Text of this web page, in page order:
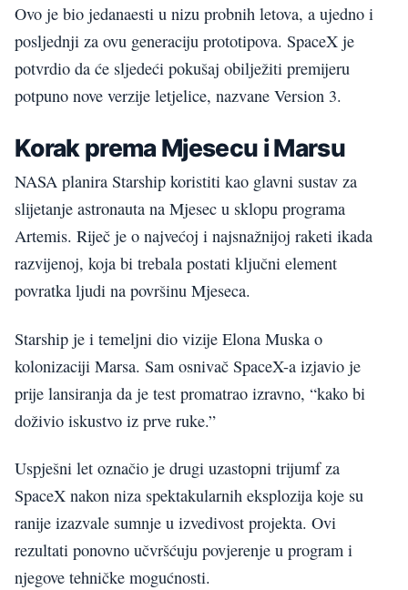
Ovo je bio jedanaesti u nizu probnih letova, a ujedno i
posljednji za ovu generaciju prototipova. SpaceX je
potvrdio da će sljedeći pokušaj obilježiti premijeru
potpuno nove verzije letjelice, nazvane Version 3.
Korak prema Mjesecu i Marsu
NASA planira Starship koristiti kao glavni sustav za
slijetanje astronauta na Mjesec u sklopu programa
Artemis. Riječ je o najvećoj i najsnažnijoj raketi ikada
razvijenoj, koja bi trebala postati ključni element
povratka ljudi na površinu Mjeseca.
Starship je i temeljni dio vizije Elona Muska o
kolonizaciji Marsa. Sam osnivač SpaceX-a izjavio je
prije lansiranja da je test promatrao izravno, “kako bi
doživio iskustvo iz prve ruke.”
Uspješni let označio je drugi uzastopni trijumf za
SpaceX nakon niza spektakularnih eksplozija koje su
ranije izazvale sumnje u izvedivost projekta. Ovi
rezultati ponovno učvršćuju povjerenje u program i
njegove tehničke mogućnosti.